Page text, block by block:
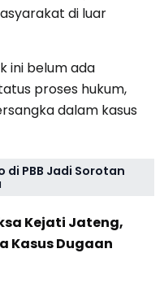
di luar
ini belum ada
proses hukum,
dalam kasus
di PBB Jadi Sorotan
Kejati Jateng,
Kasus Dugaan